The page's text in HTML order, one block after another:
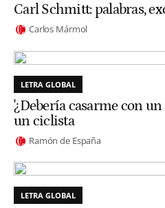
Carl Schmitt: palabras,
Carlos Mármol
LETRA GLOBAL
'¿Debería casarme con
un ciclista
Ramón de España
LETRA GLOBAL